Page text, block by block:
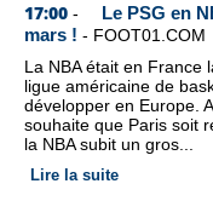
17:00 -
Le PSG en
mars ! - FOOT01.COM
La NBA était en France
ligue américaine de
développer en Europe.
souhaite que Paris soit
la NBA subit un gros...
Lire la suite